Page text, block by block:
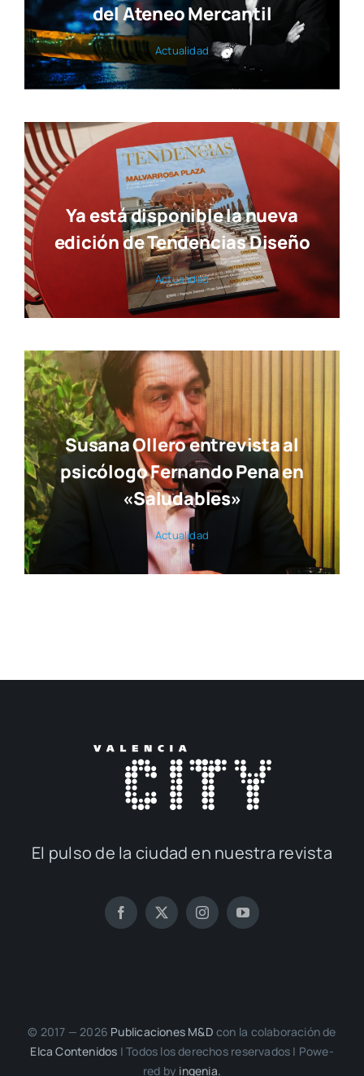
del Ateneo Mercantil
Actua­li­dad
Ya está disponible la nueva
edición de Tendencias Diseño
Actua­li­dad
Susana Ollero entrevista al
psicólogo Fernando Pena en
«Saludables»
Actua­li­dad
El pul­so de la ciu­dad en nues­tra revis­ta
© 2017 — 2026 Publi­ca­cio­nes M&D con la cola­bo­ra­ción de
Elca Con­te­ni­dos | Todos los dere­chos reser­va­dos | Powe­
red by inge­nia.